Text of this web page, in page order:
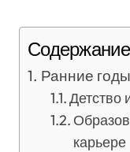
Содержание
Ранние годы
Детство
карьере